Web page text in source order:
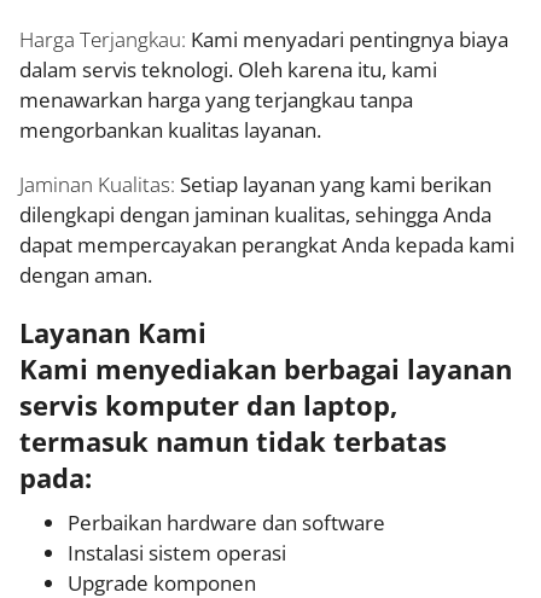
Harga Terjangkau: Kami menyadari pentingnya biaya
dalam servis teknologi. Oleh karena itu, kami
menawarkan harga yang terjangkau tanpa
mengorbankan kualitas layanan.
Jaminan Kualitas: Setiap layanan yang kami berikan
dilengkapi dengan jaminan kualitas, sehingga Anda
dapat mempercayakan perangkat Anda kepada kami
dengan aman.
Layanan Kami
Kami menyediakan berbagai layanan
servis komputer dan laptop,
termasuk namun tidak terbatas
pada:
Perbaikan hardware dan software
Instalasi sistem operasi
Upgrade komponen